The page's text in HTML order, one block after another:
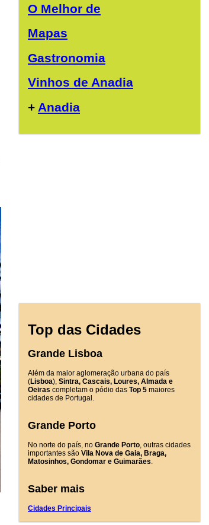
O Melhor de
Mapas
Gastronomia
Vinhos de Anadia
+ Anadia
Top das Cidades
Grande Lisboa
Além da maior aglomeração urbana do país
(Lisboa), Sintra, Cascais, Loures, Almada e
Oeiras completam o pódio das Top 5 maiores
cidades de Portugal.
Grande Porto
No norte do país, no Grande Porto, outras cidades
importantes são Vila Nova de Gaia, Braga,
Matosinhos, Gondomar e Guimarães.
Saber mais
Cidades Principais